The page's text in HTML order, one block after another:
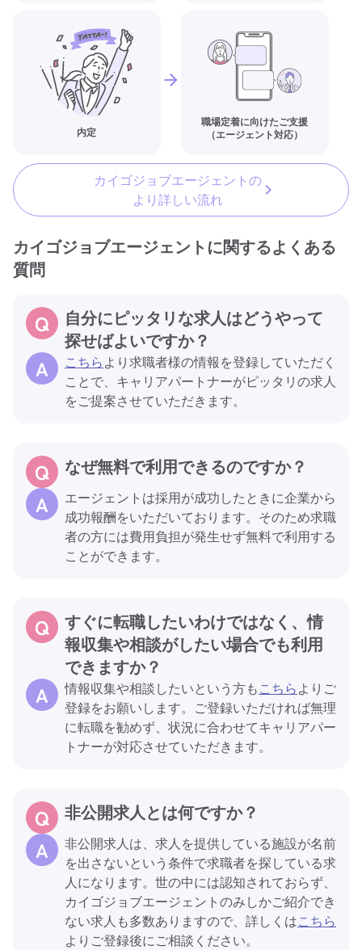
内定
職場定着に向けたご支援
（エージェント対応）
カイゴジョブエージェントの
より詳しい流れ
カイゴジョブエージェントに関するよくある
質問
自分にピッタリな求人はどうやって
探せばよいですか？
こちらより求職者様の情報を登録していただく
ことで、キャリアパートナーがピッタリの求人
をご提案させていただきます。
なぜ無料で利用できるのですか？
エージェントは採用が成功したときに企業から
成功報酬をいただいております。そのため求職
者の方には費用負担が発生せず無料で利用する
ことができます。
すぐに転職したいわけではなく、情
報収集や相談がしたい場合でも利用
できますか？
情報収集や相談したいという方もこちらよりご
登録をお願いします。ご登録いただければ無理
に転職を勧めず、状況に合わせてキャリアパー
トナーが対応させていただきます。
非公開求人とは何ですか？
非公開求人は、求人を提供している施設が名前
を出さないという条件で求職者を探している求
人になります。世の中には認知されておらず、
カイゴジョブエージェントのみしかご紹介でき
ない求人も多数ありますので、詳しくはこちら
よりご登録後にご相談ください。